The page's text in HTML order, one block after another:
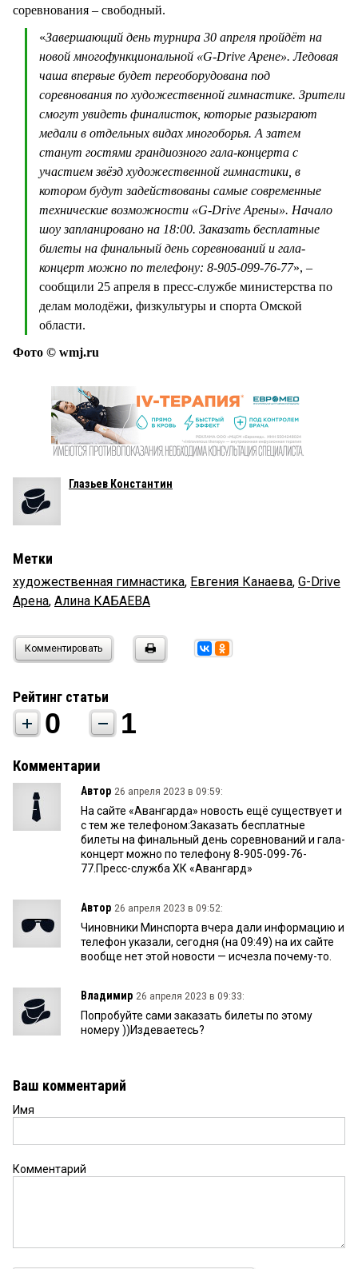
соревнования – свободный.
«Завершающий день турнира 30 апреля пройдёт на
новой многофункциональной «G-Drive Арене». Ледовая
чаша впервые будет переоборудована под
соревнования по художественной гимнастике. Зрители
смогут увидеть финалисток, которые разыграют
медали в отдельных видах многоборья. А затем
станут гостями грандиозного гала-концерта с
участием звёзд художественной гимнастики, в
котором будут задействованы самые современные
технические возможности «G-Drive Арены». Начало
шоу запланировано на 18:00. ­­Заказать бесплатные
билеты на финальный день соревнований и гала-
концерт можно по телефону: 8-905-099-76-77», –
сообщили 25 апреля в пресс-службе министерства по
делам молодёжи, физкультуры и спорта Омской
области.
Фото © wmj.ru
Глазьев Константин
Метки
художественная гимнастика, Евгения Канаева, G-Drive
Арена, Алина КАБАЕВА
Комментировать
Рейтинг статьи
0 1
Комментарии
Автор 26 апреля 2023 в 09:59:
На сайте «Авангарда» новость ещё существует и
с тем же телефоном:Заказать бесплатные
билеты на финальный день соревнований и гала-
концерт можно по телефону 8-905-099-76-
77.Пресс-служба ХК «Авангард»
Автор 26 апреля 2023 в 09:52:
Чиновники Минспорта вчера дали информацию и
телефон указали, сегодня (на 09:49) на их сайте
вообще нет этой новости — исчезла почему-то.
Владимир 26 апреля 2023 в 09:33:
Попробуйте сами заказать билеты по этому
номеру ))Издеваетесь?
Ваш комментарий
Имя
Комментарий